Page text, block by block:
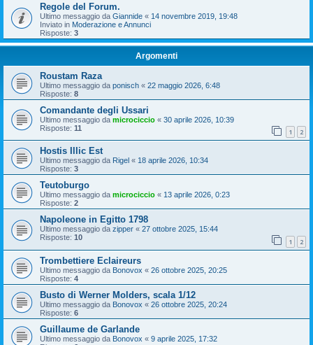
Regole del Forum.
Ultimo messaggio da Giannide « 14 novembre 2019, 19:48
Inviato in Moderazione e Annunci
Risposte: 3
Argomenti
Roustam Raza
Ultimo messaggio da ponisch « 22 maggio 2026, 6:48
Risposte: 8
Comandante degli Ussari
Ultimo messaggio da microciccio « 30 aprile 2026, 10:39
Risposte: 11 1 2
Hostis Illic Est
Ultimo messaggio da Rigel « 18 aprile 2026, 10:34
Risposte: 3
Teutoburgo
Ultimo messaggio da microciccio « 13 aprile 2026, 0:23
Risposte: 2
Napoleone in Egitto 1798
Ultimo messaggio da zipper « 27 ottobre 2025, 15:44
Risposte: 10 1 2
Trombettiere Eclaireurs
Ultimo messaggio da Bonovox « 26 ottobre 2025, 20:25
Risposte: 4
Busto di Werner Molders, scala 1/12
Ultimo messaggio da Bonovox « 26 ottobre 2025, 20:24
Risposte: 6
Guillaume de Garlande
Ultimo messaggio da Bonovox « 9 aprile 2025, 17:32